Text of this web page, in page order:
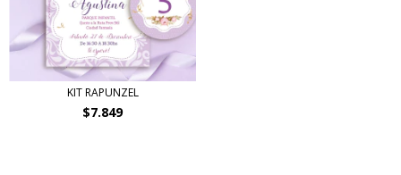
KIT RAPUNZEL
$7.849